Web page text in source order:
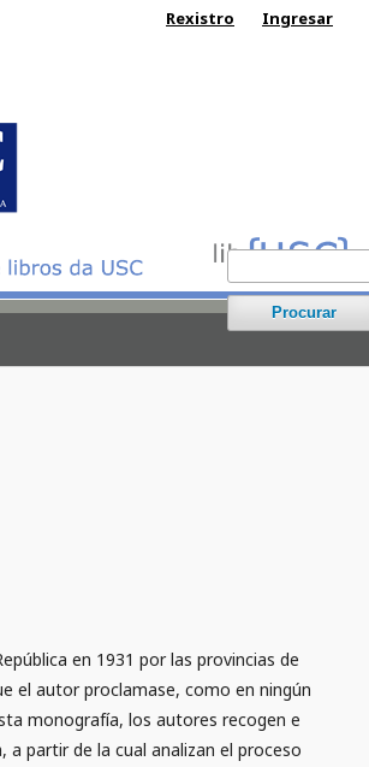
Procurar
Rexistro Ingresar
en 1931 por las provincias de
el autor proclamase, como en ningún
monografía, los autores recogen e
partir de la cual analizan el proceso